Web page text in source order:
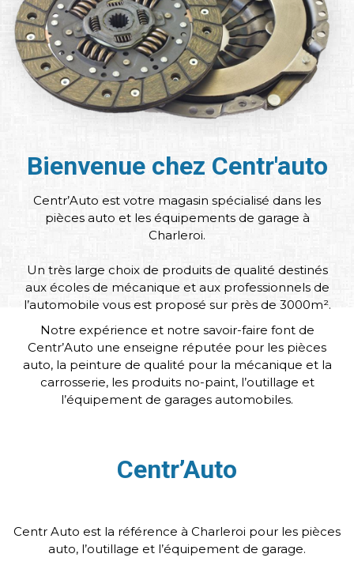
Bienvenue chez Centr'auto
Centr’Auto est votre magasin spécialisé dans les
pièces auto et les équipements de garage à
Charleroi.
Un très large choix de produits de qualité destinés
aux écoles de mécanique et aux professionnels de
l’automobile vous est proposé sur près de 3000m².
Notre expérience et notre savoir-faire font de
Centr’Auto une enseigne réputée pour les pièces
auto, la peinture de qualité pour la mécanique et la
carrosserie, les produits no-paint, l’outillage et
l’équipement de garages automobiles.
Centr’Auto
Centr Auto est la référence à Charleroi pour les pièces
auto, l’outillage et l’équipement de garage.